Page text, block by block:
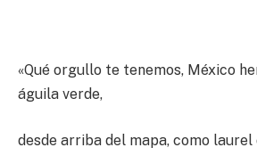
«Qué orgullo te tenemos, México
águila verde,
desde arriba del mapa, como laurel